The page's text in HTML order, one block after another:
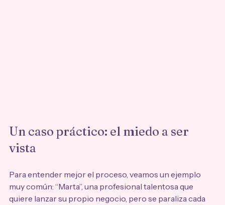
Un caso práctico: el miedo a ser
vista
Para entender mejor el proceso, veamos un ejemplo
muy común: “Marta”, una profesional talentosa que
quiere lanzar su propio negocio, pero se paraliza cada